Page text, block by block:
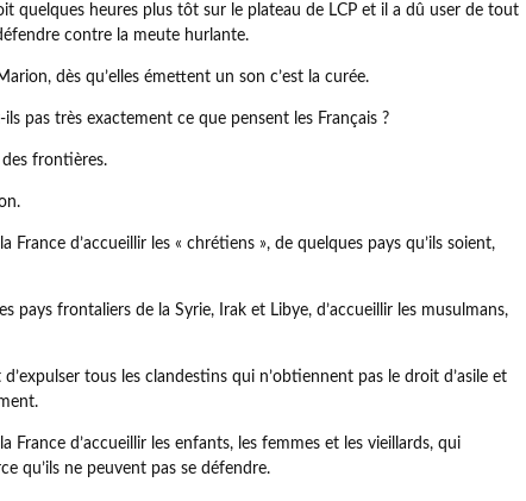
quelques heures plus tôt sur le plateau de LCP et il a dû user de tout
contre la meute hurlante.
dès qu’elles émettent un son c’est la curée.
pas très exactement ce que pensent les Français ?
frontières.
France d’accueillir les « chrétiens », de quelques pays qu’ils soient,
pays frontaliers de la Syrie, Irak et Libye, d’accueillir les musulmans,
tous les clandestins qui n’obtiennent pas le droit d’asile et
France d’accueillir les enfants, les femmes et les vieillards, qui
qu’ils ne peuvent pas se défendre.